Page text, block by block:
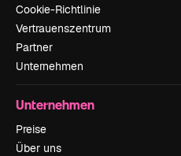
Cookie-Richtlinie
Vertrauenszentrum
Partner
Unternehmen
Unternehmen
Preise
Über uns